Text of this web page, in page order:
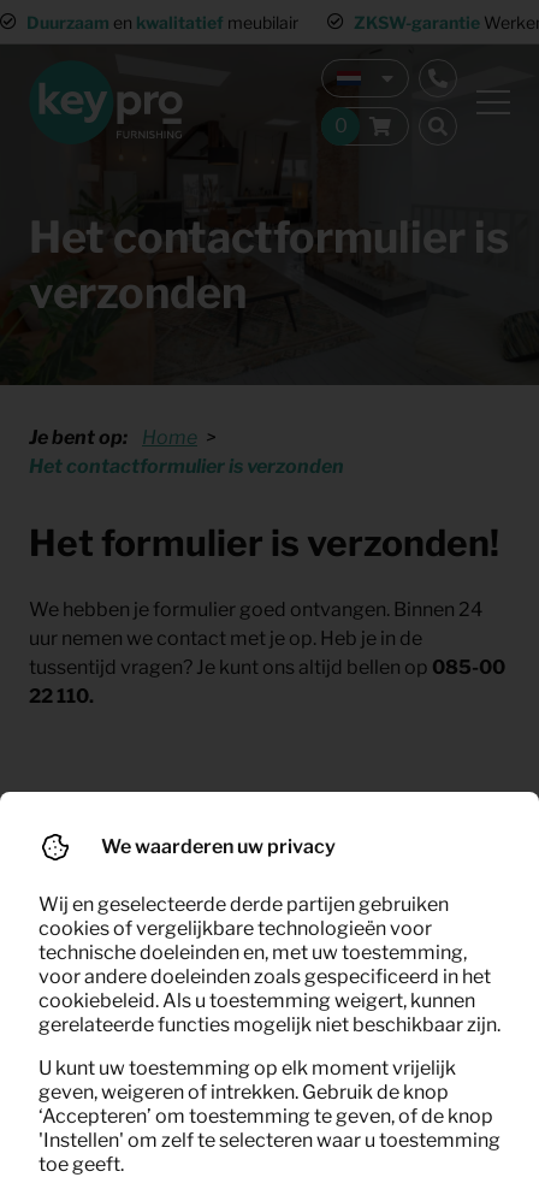
Duurzaam en kwalitatief meubilair ZKSW-garantie
Het contactformulier is
verzonden
Je bent op:
Home
Het contactformulier is verzonden
Het formulier is verzonden!
We hebben je formulier goed ontvangen. Binnen 24
uur nemen we contact met je op. Heb je in de
tussentijd vragen? Je kunt ons altijd bellen op 085-00
22 110.
AMSTERDAM
KeyPro B.V.
Gyroscoopweg 66
GRONINGEN
KeyPro B.V.
Rigaweg 12
9723 TH GRONINGEN
We waarderen uw privacy
Wij en geselecteerde derde partijen gebruiken
cookies of vergelijkbare technologieën voor
technische doeleinden en, met uw toestemming,
voor andere doeleinden zoals gespecificeerd in het
cookiebeleid. Als u toestemming weigert, kunnen
gerelateerde functies mogelijk niet beschikbaar zijn.
U kunt uw toestemming op elk moment vrijelijk
geven, weigeren of intrekken. Gebruik de knop
‘Accepteren’ om toestemming te geven, of de knop
'Instellen' om zelf te selecteren waar u toestemming
toe geeft.